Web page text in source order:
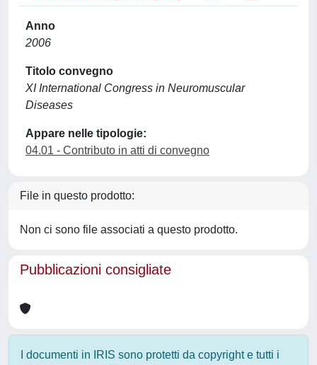
Anno
2006
Titolo convegno
XI International Congress in Neuromuscular
Diseases
Appare nelle tipologie:
04.01 - Contributo in atti di convegno
File in questo prodotto:
Non ci sono file associati a questo prodotto.
Pubblicazioni consigliate
I documenti in IRIS sono protetti da copyright e tutti i